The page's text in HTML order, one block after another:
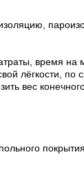
время на
лёгкости, по
вес